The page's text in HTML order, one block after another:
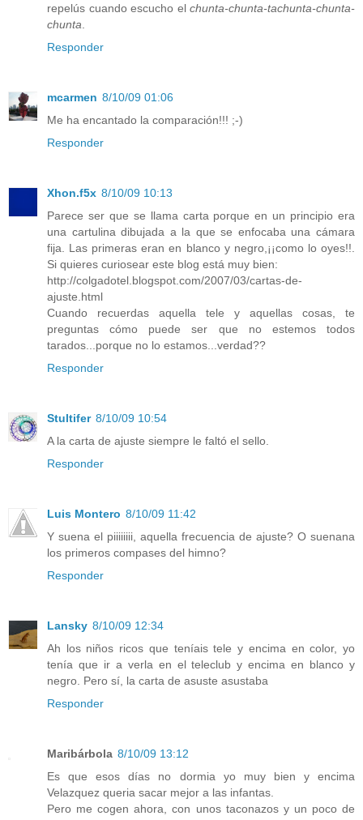
repelús cuando escucho el chunta-chunta-tachunta-chunta-
chunta.
Responder
mcarmen 8/10/09 01:06
Me ha encantado la comparación!!! ;-)
Responder
Xhon.f5x 8/10/09 10:13
Parece ser que se llama carta porque en un principio era
una cartulina dibujada a la que se enfocaba una cámara
fija. Las primeras eran en blanco y negro,¡¡como lo oyes!!.
Si quieres curiosear este blog está muy bien:
http://colgadotel.blogspot.com/2007/03/cartas-de-
ajuste.html
Cuando recuerdas aquella tele y aquellas cosas, te
preguntas cómo puede ser que no estemos todos
tarados...porque no lo estamos...verdad??
Responder
Stultifer 8/10/09 10:54
A la carta de ajuste siempre le faltó el sello.
Responder
Luis Montero 8/10/09 11:42
Y suena el piiiiiiii, aquella frecuencia de ajuste? O suenana
los primeros compases del himno?
Responder
Lansky 8/10/09 12:34
Ah los niños ricos que teníais tele y encima en color, yo
tenía que ir a verla en el teleclub y encima en blanco y
negro. Pero sí, la carta de asuste asustaba
Responder
Maribárbola 8/10/09 13:12
Es que esos días no dormia yo muy bien y encima
Velazquez queria sacar mejor a las infantas.
Pero me cogen ahora, con unos taconazos y un poco de